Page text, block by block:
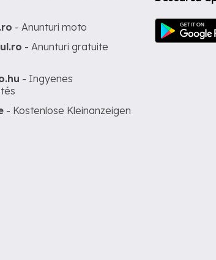
- Anunturi moto
- Anunturi gratuite
- Ingyenes
- Kostenlose Kleinanzeigen